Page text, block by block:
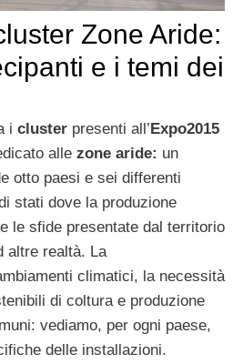
Zone Aride:
e i temi dei
i cluster presenti all’ Expo2015
alle zone aride: un
otto paesi e sei differenti
stati dove la produzione
le sfide presentate dal territorio
altre realtà. La
climatici, la necessità
di coltura e produzione
vediamo, per ogni paese,
delle installazioni.